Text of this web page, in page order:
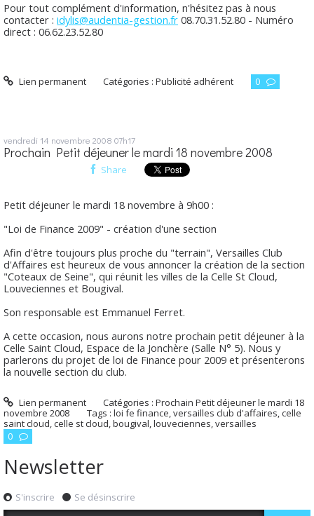
Pour tout complément d'information, n'hésitez pas à nous
contacter : idylis@audentia-gestion.fr 08.70.31.52.80 - Numéro
direct : 06.62.23.52.80
Lien permanent Catégories :Publicité adhérent 0
vendredi 14 novembre 2008 07h17
Prochain Petit déjeuner le mardi 18 novembre 2008
Share
Petit déjeuner le mardi 18 novembre à 9h00 :
"Loi de Finance 2009" - création d'une section
Afin d'être toujours plus proche du "terrain", Versailles Club
d'Affaires est heureux de vous annoncer la création de la section
"Coteaux de Seine", qui réunit les villes de la Celle St Cloud,
Louveciennes et Bougival.
Son responsable est Emmanuel Ferret.
A cette occasion, nous aurons notre prochain petit déjeuner à la
Celle Saint Cloud, Espace de la Jonchère (Salle N° 5). Nous y
parlerons du projet de loi de Finance pour 2009 et présenterons
la nouvelle section du club.
Lien permanent Catégories :Prochain Petit déjeuner le mardi 18
novembre 2008
Tags : loi fe finance,versailles club d'affaires,celle
saint cloud,celle st cloud,bougival,louveciennes,versailles
0
Newsletter
S'inscrire Se désinscrire